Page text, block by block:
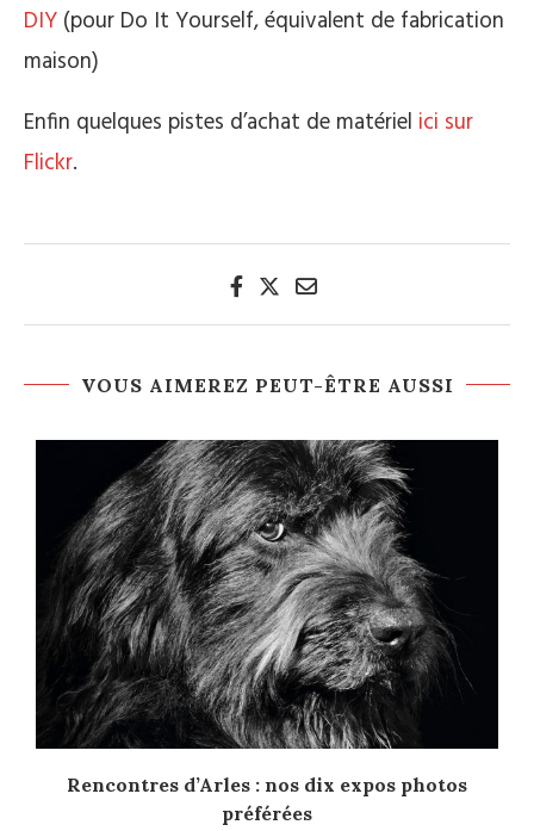
DIY (pour Do It Yourself, équivalent de fabrication
maison)
Enfin quelques pistes d’achat de matériel ici sur
Flickr.
VOUS AIMEREZ PEUT-ÊTRE AUSSI
Rencontres d’Arles : nos dix expos photos
préférées